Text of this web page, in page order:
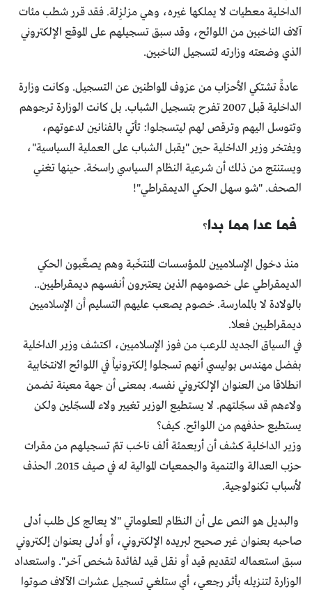
الداخلية معطيات لا يملكها غيره، وهي مزلزِلة. فقد قرر شطب مئات
آلاف الناخبين من اللوائح، وقد سبق تسجيلهم على الموقع الإلكتروني
الذي وضعته وزارته لتسجيل الناخبين.
عادةً تشتكي الأحزاب من عزوف المواطنين عن التسجيل. وكانت وزارة
الداخلية قبل 2007 تفرح بتسجيل الشباب. بل كانت الوزارة ترجوهم
وتتوسل اليهم وترقص لهم ليتسجلوا: تأتي بالفنانين لدعوتهم،
ويفتخر وزير الداخلية حين "يقبل الشباب على العملية السياسية"،
ويستنتج من ذلك أن شرعية النظام السياسي راسخة. حينها تغني
الصحف. "شو سهل الحكي الديمقراطي"!
فما عدا مما بدا؟
منذ دخول الإسلاميين للمؤسسات المنتخَبة وهم يصعِّبون الحكي
الديمقراطي على خصومهم الذين يعتبرون أنفسهم ديمقراطيين..
بالولادة لا بالممارسة. خصوم يصعب عليهم التسليم أن الإسلاميين
ديمقراطيين فعلا.
في السياق الجديد للرعب من فوز الإسلاميين، اكتشف وزير الداخلية
بفضل مهندس بوليسي أنهم تسجلوا إلكترونياً في اللوائح الانتخابية
انطلاقا من العنوان الإلكتروني نفسه. بمعنى أن جهة معينة تضمن
ولاءهم قد سجّلتهم. لا يستطيع الوزير تغيير ولاء المسجّلين ولكن
يستطيع حذفهم من اللوائح. كيف؟
وزير الداخلية كشف أن أربعمئة ألف ناخب تمّ تسجيلهم من مقرات
حزب العدالة والتنمية والجمعيات الموالية له في صيف 2015. الحذف
لأسباب تكنولوجية.
والبديل هو النص على أن النظام المعلوماتي "لا يعالج كل طلب أدلى
صاحبه بعنوان غير صحيح لبريده الإلكتروني، أو أدلى بعنوان إلكتروني
سبق استعماله لتقديم قيد أو نقل قيد لفائدة شخص آخر". واستعداد
الوزارة لتنزيله بأثر رجعي، أي ستلغي تسجيل عشرات الآلاف صوتوا